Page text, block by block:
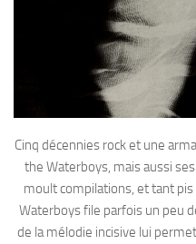
Cinq décennies rock et une
the Waterboys, mais aussi
moult compilations, et tant pis
Waterboys file parfois un peu
de la mélodie incisive lui